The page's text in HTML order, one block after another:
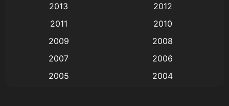
(9)
Big tits (นมใหญ่)
Bitch (ผู้หญิงร่าน)
2013
2012
2011
2010
2009
2008
2007
2006
2005
2004